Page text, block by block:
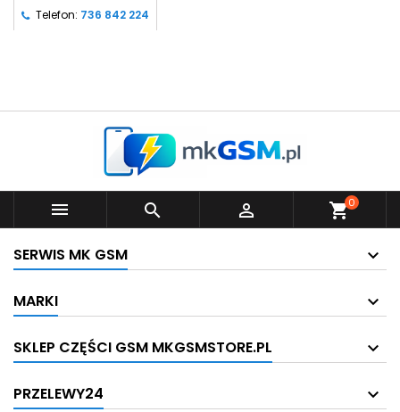
Telefon: 736 842 224
   shopping_cart0
SERWIS MK GSM
MARKI
SKLEP CZĘŚCI GSM MKGSMSTORE.PL
PRZELEWY24